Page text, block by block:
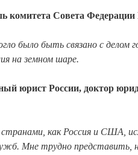
комитета Совета
было быть связано с делом
на земном шаре.
юрист России, доктор
как Россия и США,
Мне трудно представить,